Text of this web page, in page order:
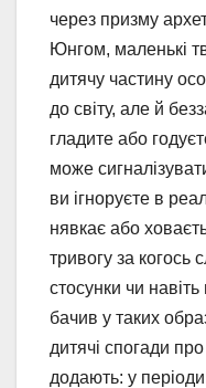
через призму
Юнгом, маленькі
дитячу частину
до світу, але й
гладите або
може
ви ігноруєте в
нявкає або
тривогу за когось
стосунки чи
бачив у таких
дитячі спогади
додають: у